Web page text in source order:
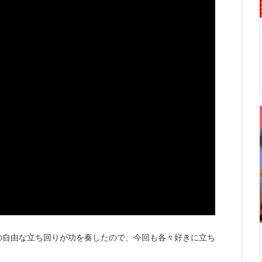
由な立ち回りが功を奏したので、今回も各々好きに立ち